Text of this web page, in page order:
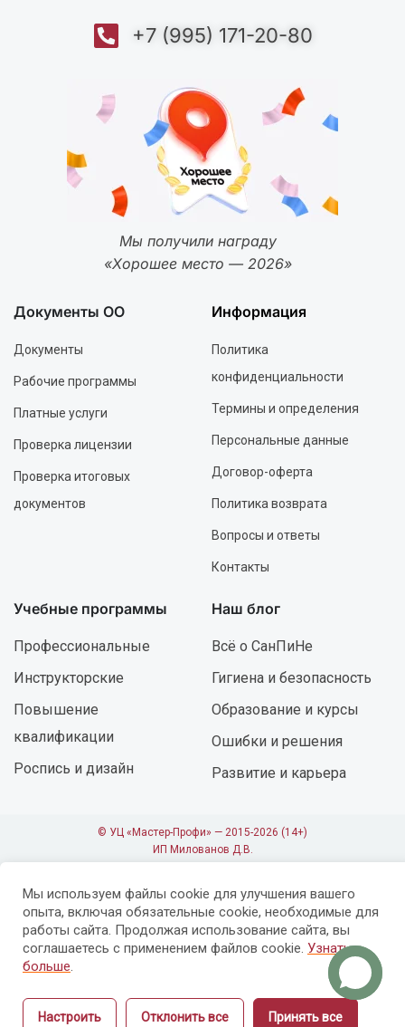
+7 (995) 171-20-80
Мы получили награду
«Хорошее место — 2026»
Документы ОО
Документы
Рабочие программы
Платные услуги
Проверка лицензии
Проверка итоговых
документов
Информация
Политика
конфиденциальности
Термины и определения
Персональные данные
Договор-оферта
Политика возврата
Вопросы и ответы
Контакты
Учебные программы
Профессиональные
Инструкторские
Повышение
квалификации
Роспись и дизайн
Наш блог
Всё о СанПиНе
Гигиена и безопасность
Образование и курсы
Ошибки и решения
Развитие и карьера
© УЦ «Мастер-Профи» — 2015-2026 (14+)
ИП Милованов Д.В.
Мы используем файлы cookie для улучшения вашего
опыта, включая обязательные cookie, необходимые для
работы сайта. Продолжая использование сайта, вы
соглашаетесь с применением файлов cookie. Узнать
больше.
Настроить Отклонить все Принять все